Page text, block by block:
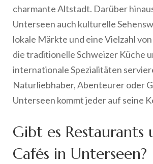
charmante Altstadt. Darüber
Unterseen auch kulturelle
lokale Märkte und eine Vielzahl
die traditionelle Schweizer Küche
internationale Spezialitäten
Naturliebhaber, Abenteurer oder
Unterseen kommt jeder auf seine
Gibt es Restaurants
Cafés in Unterseen?